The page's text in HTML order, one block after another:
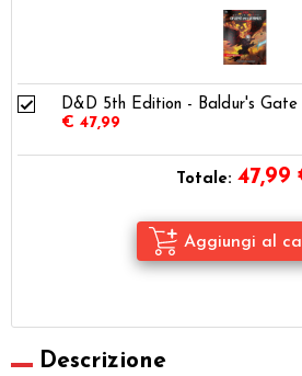
D&D 5th Edition - Baldur's Gate
€ 47,99
Totale: 47,99
Descrizione